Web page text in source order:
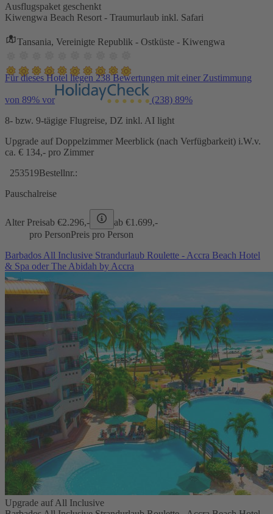
Ausflugspaket geschenkt
Kiwengwa Beach Resort - Traumurlaub inkl. Safari
Tansania, Vereinigte Republik - Ostküste - Kiwengwa
Für dieses Hotel liegen 238 Bewertungen mit einer Zustimmung
von 89% vor (238) 89%
8- bzw. 9-tägige Flugreise, DZ inkl. AI light
Upgrade auf Doppelzimmer Meerblick (nach Verfügbarkeit) i.W.v.
ca. € 134,- pro Zimmer
253519Bestellnr.:
Pauschalreise
Alter Preisab €2.296,- ab €1.699,-
pro PersonPreis pro Person
Barbados All Inclusive Strandurlaub Roulette - Accra Beach Hotel
& Spa oder The Abidah by Accra
Upgrade auf All Inclusive